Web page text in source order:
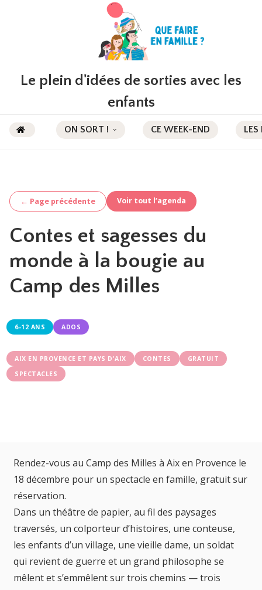
Le plein d'idées de sorties avec les
enfants
ON SORT ! CE WEEK-END LES
← Page précédente Voir tout l’agenda
Contes et sagesses du
monde à la bougie au
Camp des Milles
6-12 ANS ADOS
AIX EN PROVENCE ET PAYS D'AIX CONTES
GRATUIT
SPECTACLES
Rendez-vous au Camp des Milles à Aix en Provence le
18 décembre pour un spectacle en famille, gratuit sur
réservation.
Dans un théâtre de papier, au fil des paysages
traversés, un colporteur d’histoires, une conteuse,
les enfants d’un village, une vieille dame, un soldat
qui revient de guerre et un grand philosophe se
mêlent et s’emmêlent sur trois chemins — trois